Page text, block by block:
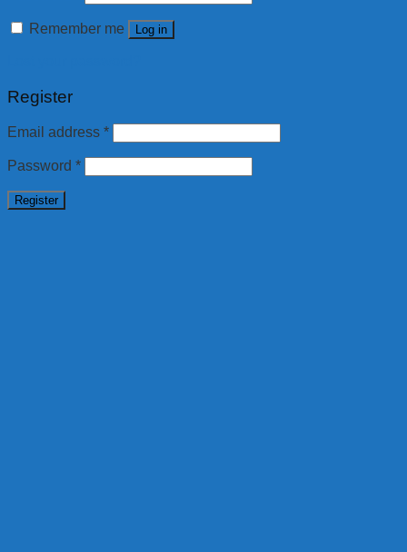
Remember me Log in
Register
Email address *
Password *
Register